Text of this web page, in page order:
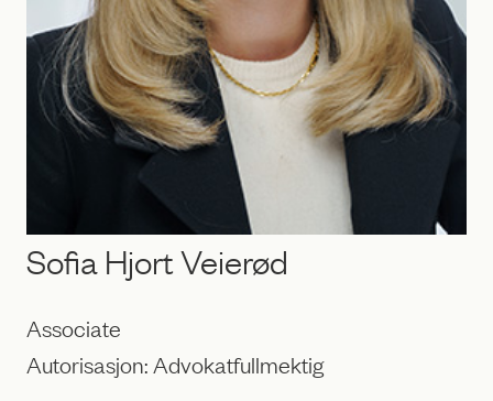
Sofia Hjort Veierød
Associate
Autorisasjon: Advokatfullmektig